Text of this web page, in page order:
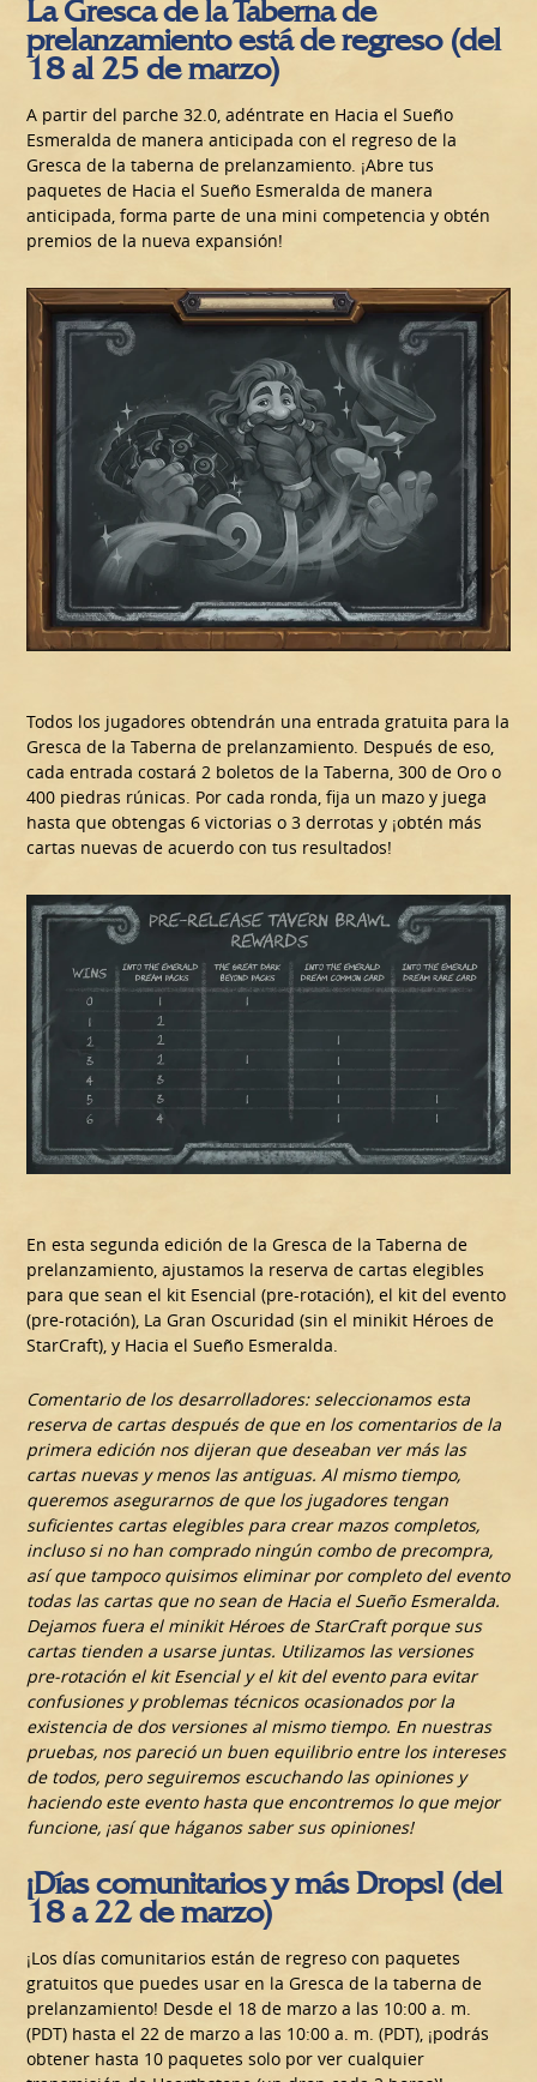
La Gresca de la Taberna de
prelanzamiento está de regreso (del
18 al 25 de marzo)
A partir del parche 32.0, adéntrate en Hacia el Sueño
Esmeralda de manera anticipada con el regreso de la
Gresca de la taberna de prelanzamiento. ¡Abre tus
paquetes de Hacia el Sueño Esmeralda de manera
anticipada, forma parte de una mini competencia y obtén
premios de la nueva expansión!
Todos los jugadores obtendrán una entrada gratuita para la
Gresca de la Taberna de prelanzamiento. Después de eso,
cada entrada costará 2 boletos de la Taberna, 300 de Oro o
400 piedras rúnicas. Por cada ronda, fija un mazo y juega
hasta que obtengas 6 victorias o 3 derrotas y ¡obtén más
cartas nuevas de acuerdo con tus resultados!
En esta segunda edición de la Gresca de la Taberna de
prelanzamiento, ajustamos la reserva de cartas elegibles
para que sean el kit Esencial (pre-rotación), el kit del evento
(pre-rotación), La Gran Oscuridad (sin el minikit Héroes de
StarCraft), y Hacia el Sueño Esmeralda.
Comentario de los desarrolladores: seleccionamos esta
reserva de cartas después de que en los comentarios de la
primera edición nos dijeran que deseaban ver más las
cartas nuevas y menos las antiguas. Al mismo tiempo,
queremos asegurarnos de que los jugadores tengan
suficientes cartas elegibles para crear mazos completos,
incluso si no han comprado ningún combo de precompra,
así que tampoco quisimos eliminar por completo del evento
todas las cartas que no sean de Hacia el Sueño Esmeralda.
Dejamos fuera el minikit Héroes de StarCraft porque sus
cartas tienden a usarse juntas. Utilizamos las versiones
pre-rotación el kit Esencial y el kit del evento para evitar
confusiones y problemas técnicos ocasionados por la
existencia de dos versiones al mismo tiempo. En nuestras
pruebas, nos pareció un buen equilibrio entre los intereses
de todos, pero seguiremos escuchando las opiniones y
haciendo este evento hasta que encontremos lo que mejor
funcione, ¡así que háganos saber sus opiniones!
¡Días comunitarios y más Drops! (del
18 a 22 de marzo)
¡Los días comunitarios están de regreso con paquetes
gratuitos que puedes usar en la Gresca de la taberna de
prelanzamiento! Desde el 18 de marzo a las 10:00 a. m.
(PDT) hasta el 22 de marzo a las 10:00 a. m. (PDT), ¡podrás
obtener hasta 10 paquetes solo por ver cualquier